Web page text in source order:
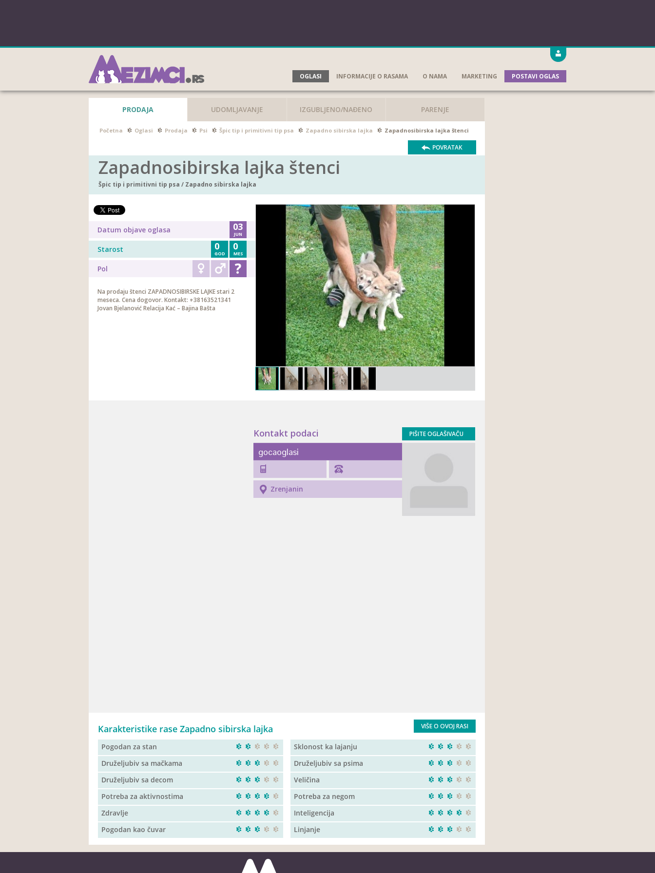
OGLASI INFORMACIJE O RASAMA O NAMA MARKETING POSTAVI OGLAS
PRODAJA UDOMLJAVANJE IZGUBLJENO/NAĐENO PARENJE
Početna Oglasi Prodaja Psi Špic tip i primitivni tip psa Zapadno sibirska lajka Zapadnosibirska lajka štenci
POVRATAK
Zapadnosibirska lajka štenci
Špic tip i primitivni tip psa / Zapadno sibirska lajka
Datum objave oglasa 03
JUN
Starost 0
MES
0
GOD
Pol
Na prodaju štenci ZAPADNOSIBIRSKE LAJKE stari 2
meseca. Cena dogovor. Kontakt: +38163521341
Jovan Bjelanović Relacija Kać – Bajina Bašta
Kontakt podaci PIŠITE OGLAŠIVAČU
gocaoglasi
Zrenjanin
Karakteristike rase Zapadno sibirska lajka VIŠE O OVOJ RASI
Pogodan za stan
Druželjubiv sa mačkama
Druželjubiv sa decom
Potreba za aktivnostima
Zdravlje
Pogodan kao čuvar
Sklonost ka lajanju
Druželjubiv sa psima
Veličina
Potreba za negom
Inteligencija
Linjanje